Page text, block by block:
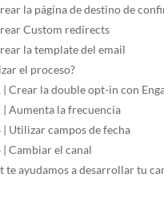
la página de destino de
Custom redirects
la template del email
el proceso?
| Crear la double opt-in con
| Aumenta la frecuencia
| Utilizar campos de fecha
| Cambiar el canal
te ayudamos a desarrollar tu